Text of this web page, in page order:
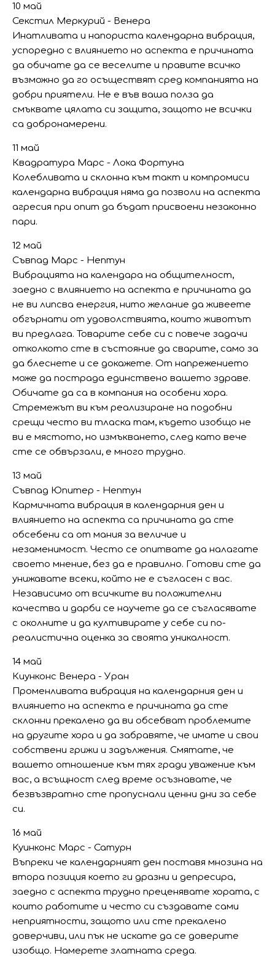
10 май
Секстил Меркурий - Венера
Инатливата и напориста календарна вибрация,
успоредно с влиянието но аспекта е причината
да обичате да се веселите и правите всичко
възможно да го осъществят сред компанията на
добри приятели. Не е във ваша полза да
смъквате цялата си защита, защото не всички
са добронамерени.
11 май
Квадратура Марс - Лока Фортуна
Колебливата и склонна към такт и компромиси
календарна вибрация няма да позволи на аспекта
агресия при опит да бъдат присвоени незаконно
пари.
12 май
Съвпад Марс - Нептун
Вибрацията на календара на общителност,
заедно с влиянието на аспекта е причината да
не ви липсва енергия, нито желание да живеете
обгърнати от удоволствията, които животът
ви предлага. Товарите себе си с повече задачи
отколкото сте в състояние да сварите, само за
да блеснете и се докажете. От напрежението
може да пострада единствено вашето здраве.
Обичате да са в компания на особени хора.
Стремежът ви към реализиране на подобни
срещи често ви тласка там, където изобщо не
ви е мястото, но измъкването, след като вече
сте се обвързали, е много трудно.
13 май
Съвпад Юпитер - Нептун
Кармичната вибрация в календарния ден и
влиянието на аспекта са причината да сте
обсебени са от мания за величие и
незаменимост. Често се опитвате да налагате
своето мнение, без да е правилно. Готови сте да
унижавате всеки, който не е съгласен с вас.
Независимо от всичките ви положителни
качества и дарби се научете да се съгласявате
с околните и да култивирате у себе си по-
реалистична оценка за своята уникалност.
14 май
Киунконс Венера - Уран
Променливата вибрация на календарния ден и
влиянието на аспекта е причината да сте
склонни прекалено да ви обсебват проблемите
на другите хора и да забравяте, че имате и свои
собствени грижи и задължения. Смятате, че
вашето отношение към тях гради уважение към
вас, а всъщност след време осъзнавате, че
безвъзвратно сте пропуснали ценни дни за себе
си.
16 май
Куинконс Марс - Сатурн
Въпреки че календарният ден поставя мнозина на
втора позиция което ги дразни и депресира,
заедно с аспекта трудно преценявате хората, с
които работите и често си създавате сами
неприятности, защото или сте прекалено
доверчиви, или пък не искате да се доверите
изобщо. Намерете златната среда.